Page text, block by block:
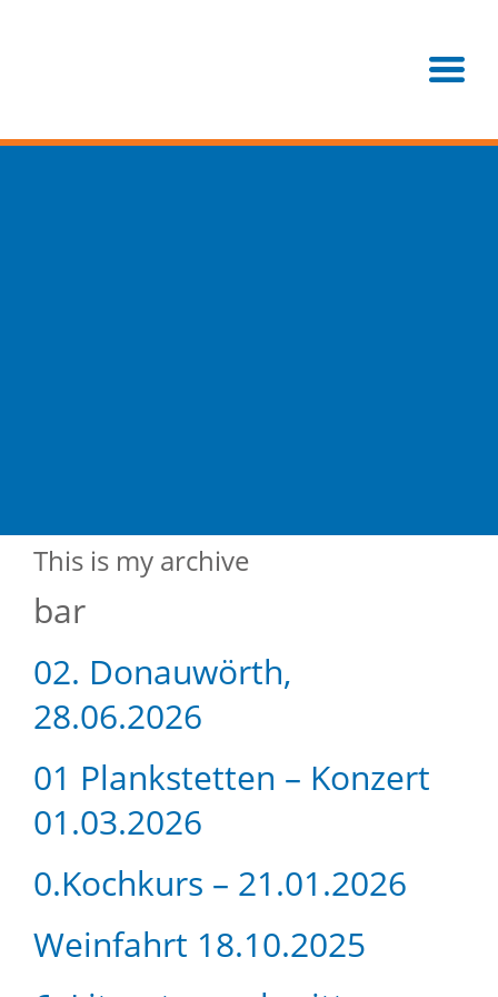
This is my archive
bar
02. Donauwörth,
28.06.2026
01 Plankstetten – Konzert
01.03.2026
0.Kochkurs – 21.01.2026
Weinfahrt 18.10.2025